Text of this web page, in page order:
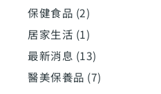
保健食品 (2)
居家生活 (1)
最新消息 (13)
醫美保養品 (7)